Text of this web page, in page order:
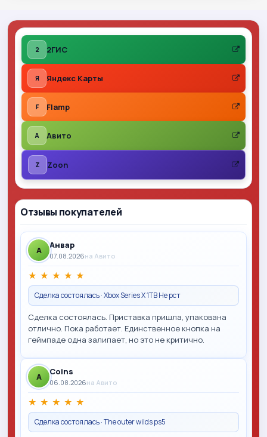
Отзывы покупателей
A Анвар
07.08.2026на Авито
★ ★ ★ ★ ★
Сделка состоялась · Xbox Series X 1TB Не рст
Сделка состоялась. Приставка пришла, упакована
отлично. Пока работает. Единственное кнопка на
геймпаде одна залипает, но это не критично.
A Coins
06.08.2026на Авито
★ ★ ★ ★ ★
Сделка состоялась · The outer wilds ps5
2 2ГИС
Я Яндекс Карты
F Flamp
A Авито
Z Zoon